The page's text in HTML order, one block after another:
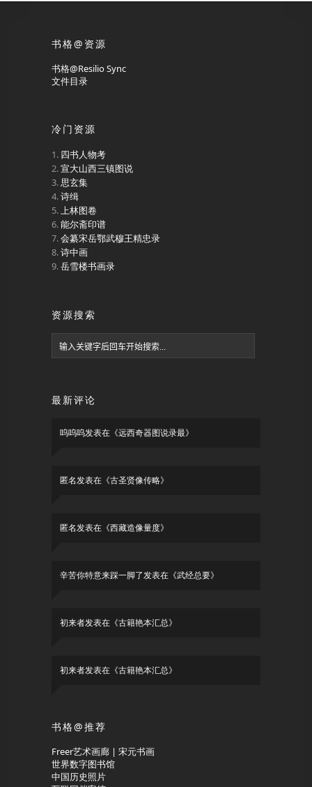
书格@资源
书格@Resilio Sync
文件目录
冷门资源
四书人物考
宣大山西三镇图说
思玄集
诗缉
上林图卷
能尔斋印谱
会纂宋岳鄂武穆王精忠录
诗中画
岳雪楼书画录
资源搜索
最新评论
呜呜呜发表在《远西奇器图说录最》
匿名发表在《古圣贤像传略》
匿名发表在《西藏造像量度》
辛苦你特意来踩一脚了发表在《武经总要》
初来者发表在《古籍艳本汇总》
初来者发表在《古籍艳本汇总》
书格@推荐
Freer艺术画廊 | 宋元书画
世界数字图书馆
中国历史照片